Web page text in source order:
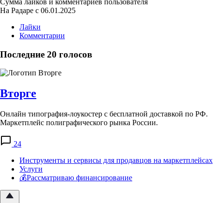
Сумма лайков и комментариев пользователя
На Радаре с 06.01.2025
Лайки
Комментарии
Последние 20 голосов
Вторге
Онлайн типография-лоукостер с бесплатной доставкой по РФ.
Маркетплейс полиграфического рынка России.
24
Инструменты и сервисы для продавцов на маркетплейсах
Услуги
💰Рассматриваю финансирование